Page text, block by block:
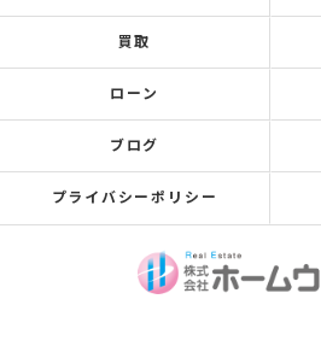
買取
ローン
ブログ
プライバシーポリシー